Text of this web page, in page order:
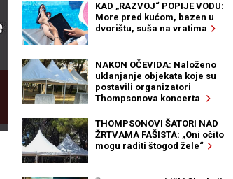
KAD „RAZVOJ“ POPIJE VODU:
More pred kućom, bazen u
dvorištu, suša na vratima
NAKON OČEVIDA: Naloženo
uklanjanje objekata koje su
postavili organizatori
Thompsonova koncerta
THOMPSONOVI ŠATORI NAD
ŽRTVAMA FAŠISTA: „Oni očito
mogu raditi štogod žele“